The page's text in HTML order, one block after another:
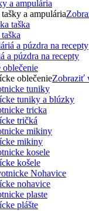
a ampulária
a ampulária
a púzdra na recepty
oblečenieZobraziť
tuniky a blúzky
tričká
mikiny
košele
nohavice
plášte